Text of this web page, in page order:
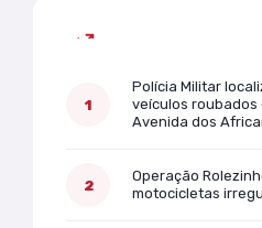
Polícia Militar
veículos roubados
Avenida dos
Operação
motocicletas